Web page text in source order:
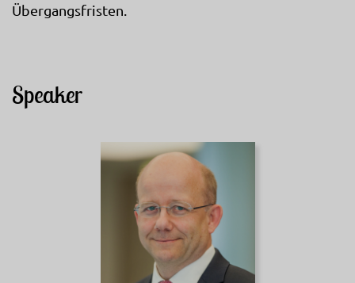
Übergangsfristen.
Speaker